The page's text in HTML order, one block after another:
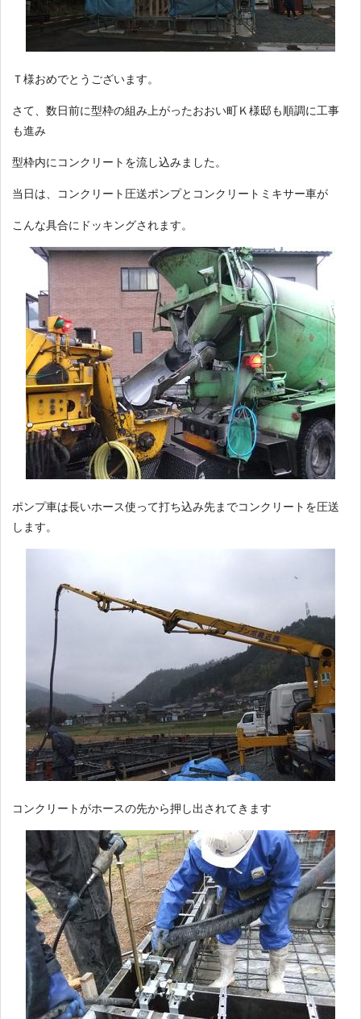
Ｔ様おめでとうございます。
さて、数日前に型枠の組み上がったおおい町Ｋ様邸も順調に工事
も進み
型枠内にコンクリートを流し込みました。
当日は、コンクリート圧送ポンプとコンクリートミキサー車が
こんな具合にドッキングされます。
ポンプ車は長いホース使って打ち込み先までコンクリートを圧送
します。
コンクリートがホースの先から押し出されてきます